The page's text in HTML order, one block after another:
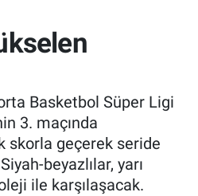
Basketbol Süper Ligi
3. maçında
skorla geçerek seride
beyazlılar, yarı
ile karşılaşacak.